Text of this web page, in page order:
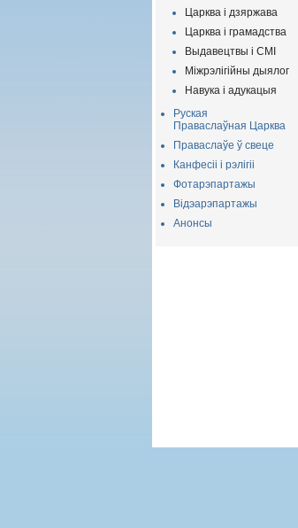
Царква і дзяржава
Царква і грамадства
Выдавецтвы і СМІ
Міжрэлігійны дыялог
Навука і адукацыя
Руская
Праваслаўная Царква
Праваслаўе ў свеце
Канфесіі і рэлігіі
Фотарэпартажы
Відэарэпартажы
Анонсы